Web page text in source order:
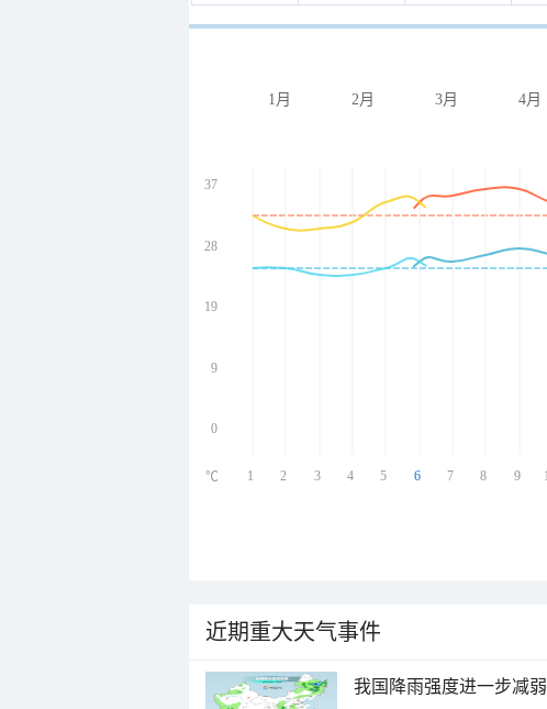
1月 2月 3月 4月
37
28
19
9
0
1 2 3 4 5 6 7 8 9
℃
近期重大天气事件
我国降雨强度进一步减